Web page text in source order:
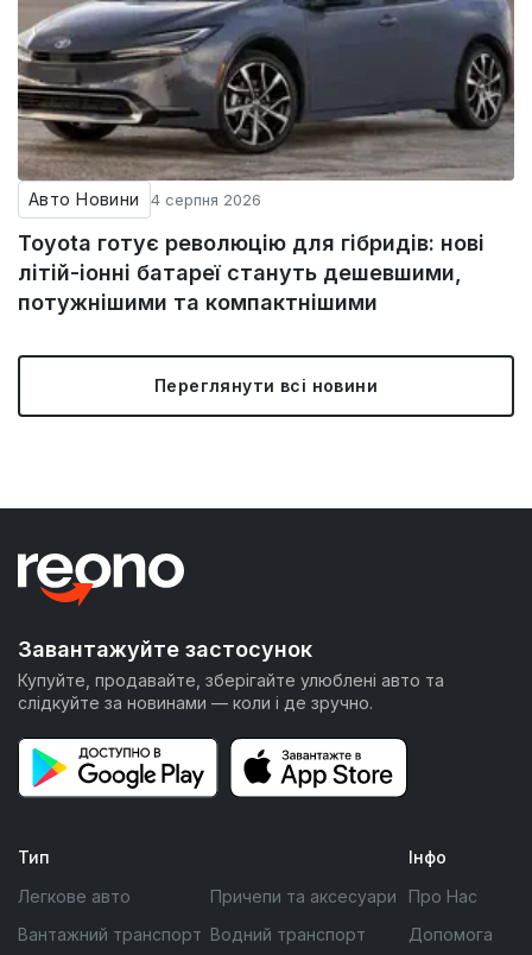
Авто Новини 4 серпня 2026
Toyota готує революцію для гібридів: нові
літій-іонні батареї стануть дешевшими,
потужнішими та компактнішими
Переглянути всі новини
Завантажуйте застосунок
Купуйте, продавайте, зберігайте улюблені авто та
слідкуйте за новинами — коли і де зручно.
Тип
Легкове авто
Вантажний транспорт
Причепи та аксесуари
Водний транспорт
Інфо
Про Нас
Допомога